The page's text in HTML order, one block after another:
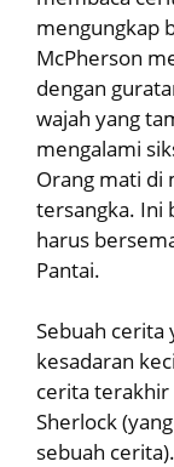
mengungkap
McPherson
dengan
wajah yang
mengalami
Orang mati di
tersangka. Ini
harus
Pantai.
Sebuah cerita
kesadaran
cerita
Sherlock
sebuah